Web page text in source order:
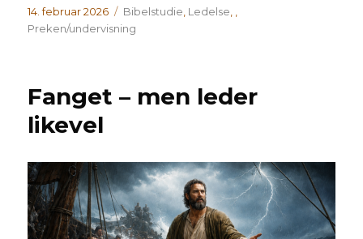
Publisert
14. februar 2026 Kategorier
Bibelstudie Ledelse
Preken/undervisning
Fanget – men leder
likevel